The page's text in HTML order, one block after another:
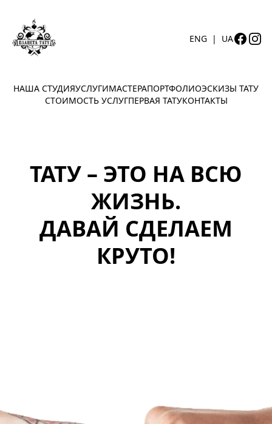
ENG | UA
НАША СТУДИЯУСЛУГИМАСТЕРАПОРТФОЛИОЭСКИЗЫ ТАТУ
СТОИМОСТЬ УСЛУГПЕРВАЯ ТАТУКОНТАКТЫ
ТАТУ – ЭТО НА ВСЮ
ЖИЗНЬ.
ДАВАЙ СДЕЛАЕМ
КРУТО!